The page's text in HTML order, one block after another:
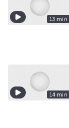
13 min
14 min